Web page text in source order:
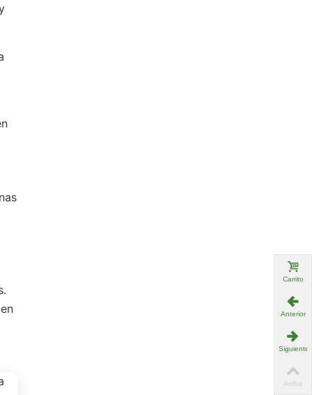
Carrito
Anterior
Siguiente
Arriba